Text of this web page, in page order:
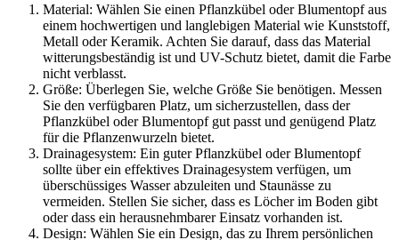
Material: Wählen Sie einen Pflanzkübel oder Blumentopf aus
einem hochwertigen und langlebigen Material wie Kunststoff,
Metall oder Keramik. Achten Sie darauf, dass das Material
witterungsbeständig ist und UV-Schutz bietet, damit die Farbe
nicht verblasst.
Größe: Überlegen Sie, welche Größe Sie benötigen. Messen
Sie den verfügbaren Platz, um sicherzustellen, dass der
Pflanzkübel oder Blumentopf gut passt und genügend Platz
für die Pflanzenwurzeln bietet.
Drainagesystem: Ein guter Pflanzkübel oder Blumentopf
sollte über ein effektives Drainagesystem verfügen, um
überschüssiges Wasser abzuleiten und Staunässe zu
vermeiden. Stellen Sie sicher, dass es Löcher im Boden gibt
oder dass ein herausnehmbarer Einsatz vorhanden ist.
Design: Wählen Sie ein Design, das zu Ihrem persönlichen